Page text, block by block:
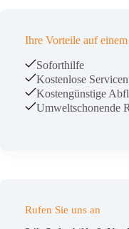
Ihre Vorteile auf
Soforthilfe
Kostenlose
Kostengünstige
Umweltschonende
Rufen Sie uns an